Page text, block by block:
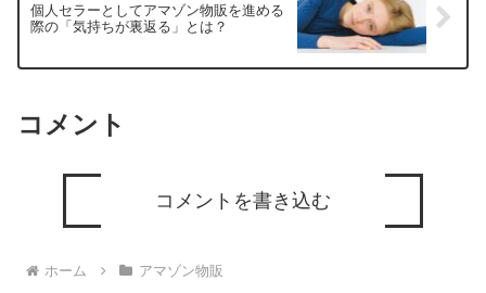
個人セラーとしてアマゾン物販を進める
際の「気持ちが裏返る」とは？
コメント
コメントを書き込む
ホーム アマゾン物販